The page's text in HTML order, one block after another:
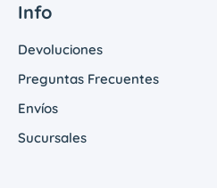
Info
Devoluciones
Preguntas Frecuentes
Envíos
Sucursales